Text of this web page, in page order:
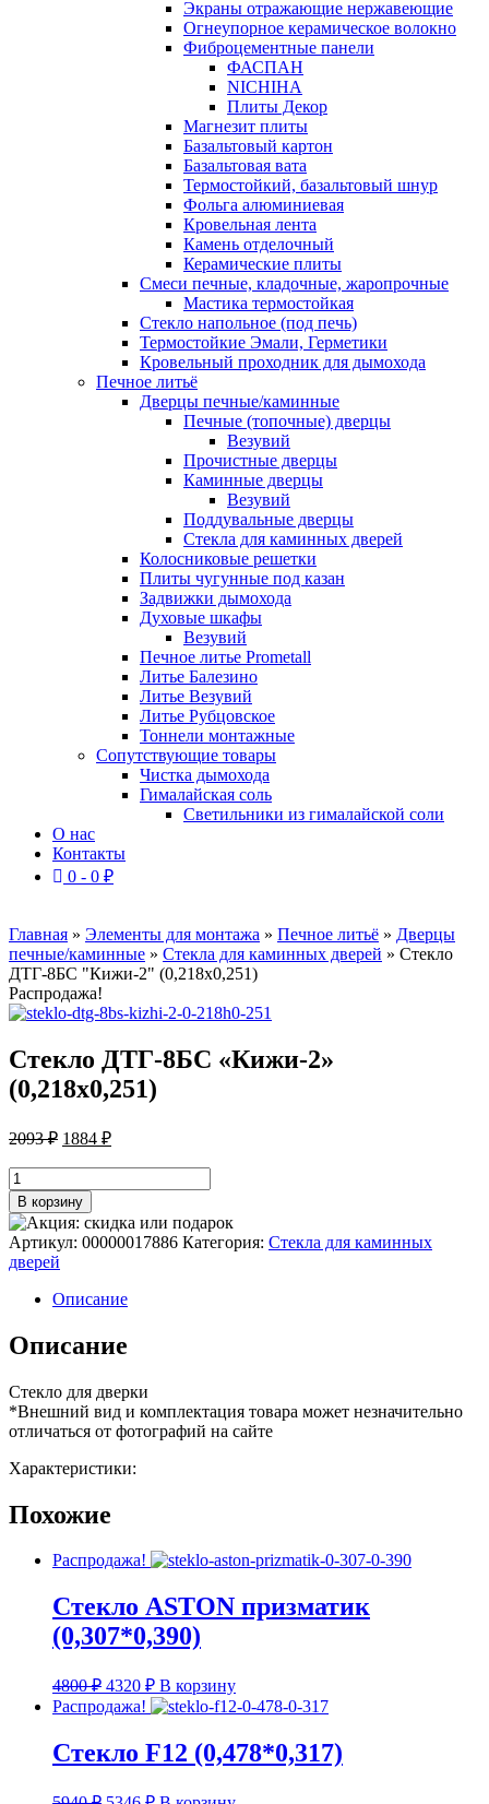
Экраны отражающие нержавеющие
Огнеупорное керамическое волокно
Фиброцементные панели
ФАСПАН
NICHIHA
Плиты Декор
Магнезит плиты
Базальтовый картон
Базальтовая вата
Термостойкий, базальтовый шнур
Фольга алюминиевая
Кровельная лента
Камень отделочный
Керамические плиты
Смеси печные, кладочные, жаропрочные
Мастика термостойкая
Стекло напольное (под печь)
Термостойкие Эмали, Герметики
Кровельный проходник для дымохода
Печное литьё
Дверцы печные/каминные
Печные (топочные) дверцы
Везувий
Прочистные дверцы
Каминные дверцы
Везувий
Поддувальные дверцы
Стекла для каминных дверей
Колосниковые решетки
Плиты чугунные под казан
Задвижки дымохода
Духовые шкафы
Везувий
Печное литье Prometall
Литье Балезино
Литье Везувий
Литье Рубцовское
Тоннели монтажные
Сопутствующие товары
Чистка дымохода
Гималайская соль
Светильники из гималайской соли
О нас
Контакты
0 - 0 ₽
Главная » Элементы для монтажа » Печное литьё » Дверцы
печные/каминные » Стекла для каминных дверей » Стекло
ДТГ-8БС "Кижи-2" (0,218х0,251)
Распродажа!
Стекло ДТГ-8БС «Кижи-2»
(0,218х0,251)
2093₽ Первоначальная
составляла
2093 ₽.
1884 ₽Текущая
Количество
товара
Стекло
ДТГ-8БС
"Кижи-2"
(0,218х0,251)
В корзину
Артикул: 00000017886 Категория: Стекла для каминных
дверей
Описание
Описание
Стекло для дверки
*Внешний вид и комплектация товара может незначительно
отличаться от фотографий на сайте
Характеристики:
Похожие
Распродажа!
Стекло ASTON призматик
(0,307*0,390)
4800₽ Первоначальная
цена
составляла
4800 ₽.
4320 ₽Текущая
цена:
В корзину
Распродажа!
Стекло F12 (0,478*0,317)
Первоначальная
Текущая